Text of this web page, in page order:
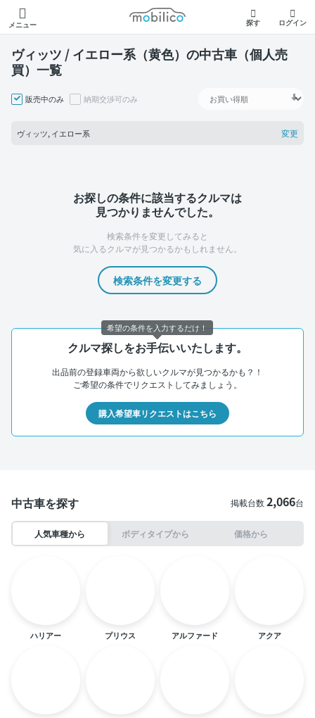
メニュー
モビリコ
探す ログイン
ヴィッツ / イエロー系（黄色）の中古車（個人売
買）一覧
販売中のみ 納期交渉可のみ
ヴィッツ, イエロー系 変更
お探しの条件に該当するクルマは
見つかりませんでした。
検索条件を変更してみると
気に入るクルマが見つかるかもしれません。
検索条件を変更する
クルマ探しをお手伝いいたします。
出品前の登録車両から欲しいクルマが見つかるかも？！
ご希望の条件でリクエストしてみましょう。
購入希望車リクエストはこちら
中古車を探す 掲載台数2,066台
人気車種から ボディタイプから 価格から
ハリアー プリウス アルファード アクア
希望の条件を入力するだけ！